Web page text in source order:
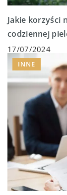
Jakie korzyści
codziennej
17/07/2024
INNE